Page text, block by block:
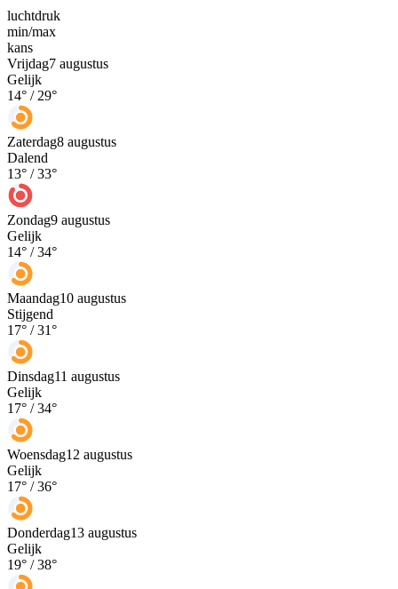
luchtdruk
min/max
kans
Vrijdag7 augustus
Gelijk
14° / 29°
Zaterdag8 augustus
Dalend
13° /33°
Zondag9 augustus
Gelijk
14° /34°
Maandag10 augustus
Stijgend
17° /31°
Dinsdag11 augustus
Gelijk
17° /34°
Woensdag12 augustus
Gelijk
17° /36°
Donderdag13 augustus
Gelijk
19° /38°